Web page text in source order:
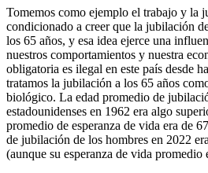
Tomemos como ejemplo el trabajo y la
condicionado a creer que la jubilación
los 65 años, y esa idea ejerce una
nuestros comportamientos y nuestra
obligatoria es ilegal en este país desde
tratamos la jubilación a los 65 años
biológico. La edad promedio de
estadounidenses en 1962 era algo
promedio de esperanza de vida era de
de jubilación de los hombres en 2022
(aunque su esperanza de vida promedio